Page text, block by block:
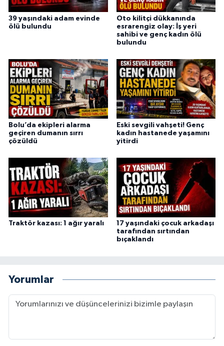
39 yaşındaki adam evinde
ölü bulundu
Oto kilitçi dükkanında
esrarengiz olay: İş yeri
sahibi ve genç kadın ölü
bulundu
Bolu’da ekipleri alarma
geçiren dumanın sırrı
çözüldü
Eski sevgili vahşeti! Genç
kadın hastanede yaşamını
yitirdi
Traktör kazası: 1 ağır yaralı
17 yaşındaki çocuk arkadaşı
tarafından sırtından
bıçaklandı
Yorumlar